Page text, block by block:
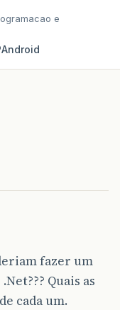
e
Android
fazer um
Quais as
cada um.